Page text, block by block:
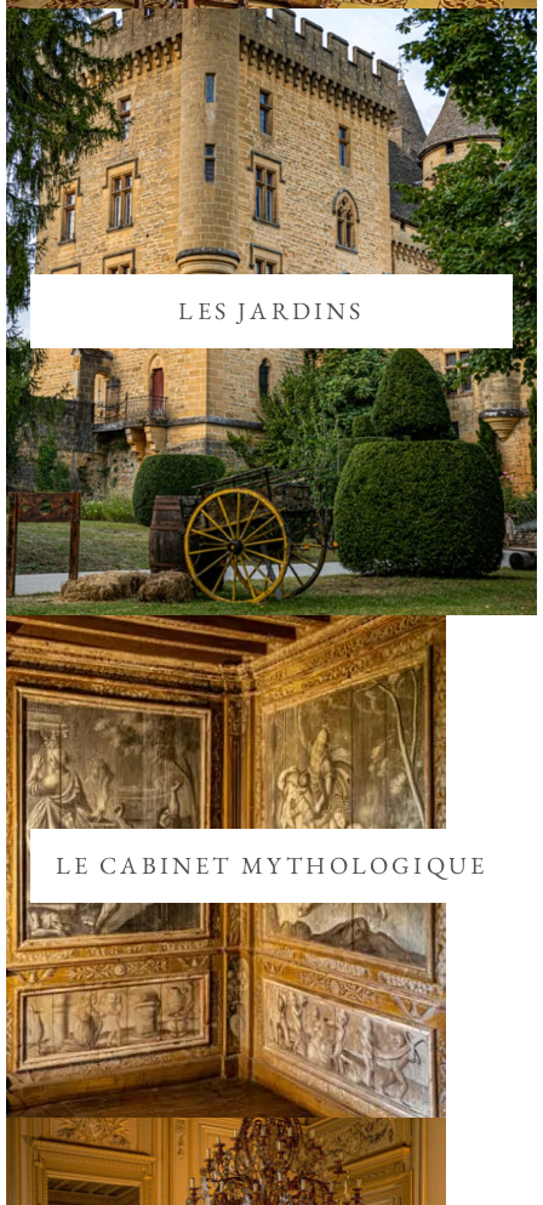
LES JARDINS
LE CABINET MYTHOLOGIQUE